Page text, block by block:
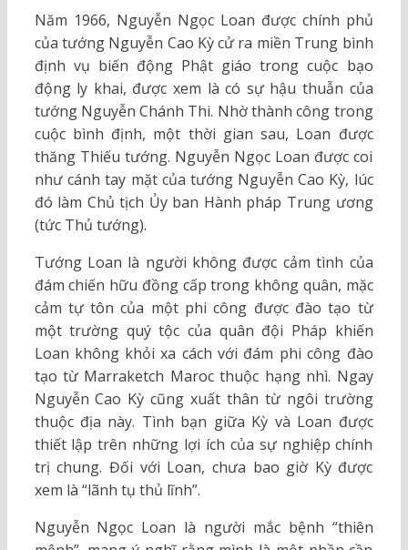
Năm 1966, Nguyễn Ngọc Loan được chính phủ
của tướng Nguyễn Cao Kỳ cử ra miền Trung bình
định vụ biến động Phật giáo trong cuộc bạo
động ly khai, được xem là có sự hậu thuẫn của
tướng Nguyễn Chánh Thi. Nhờ thành công trong
cuộc bình định, một thời gian sau, Loan được
thăng Thiếu tướng. Nguyễn Ngọc Loan được coi
như cánh tay mặt của tướng Nguyễn Cao Kỳ, lúc
đó làm Chủ tịch Ủy ban Hành pháp Trung ương
(tức Thủ tướng).
Tướng Loan là người không được cảm tình của
đám chiến hữu đồng cấp trong không quân, mặc
cảm tự tôn của một phi công được đào tạo từ
một trường quý tộc của quân đội Pháp khiến
Loan không khỏi xa cách với đám phi công đào
tạo từ Marraketch Maroc thuộc hạng nhì. Ngay
Nguyễn Cao Kỳ cũng xuất thân từ ngôi trường
thuộc địa này. Tình bạn giữa Kỳ và Loan được
thiết lập trên những lợi ích của sự nghiệp chính
trị chung. Đối với Loan, chưa bao giờ Kỳ được
xem là “lãnh tụ thủ lĩnh”.
Nguyễn Ngọc Loan là người mắc bệnh “thiên